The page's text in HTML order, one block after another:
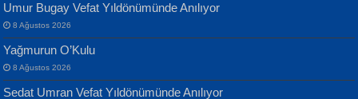
Umur Bugay Vefat Yıldönümünde Anılıyor
8 Ağustos 2026
Yağmurun O’Kulu
8 Ağustos 2026
Sedat Umran Vefat Yıldönümünde Anılıyor